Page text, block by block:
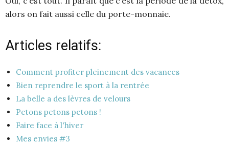
alors on fait aussi celle du porte-monnaie.
Articles relatifs:
Comment profiter pleinement des vacances
Bien reprendre le sport à la rentrée
La belle a des lèvres de velours
Petons petons petons !
Faire face à l'hiver
Mes envies #3